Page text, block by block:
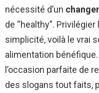
nécessité d’un
de “healthy”.
simplicité, voilà le vrai
alimentation
l’occasion parfaite de
des slogans tout faits,